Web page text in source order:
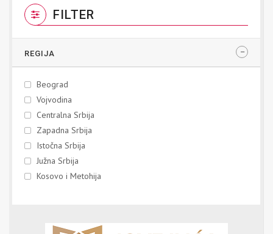
FILTER
REGIJA
Beograd
Vojvodina
Centralna Srbija
Zapadna Srbija
Istočna Srbija
Južna Srbija
Kosovo i Metohija